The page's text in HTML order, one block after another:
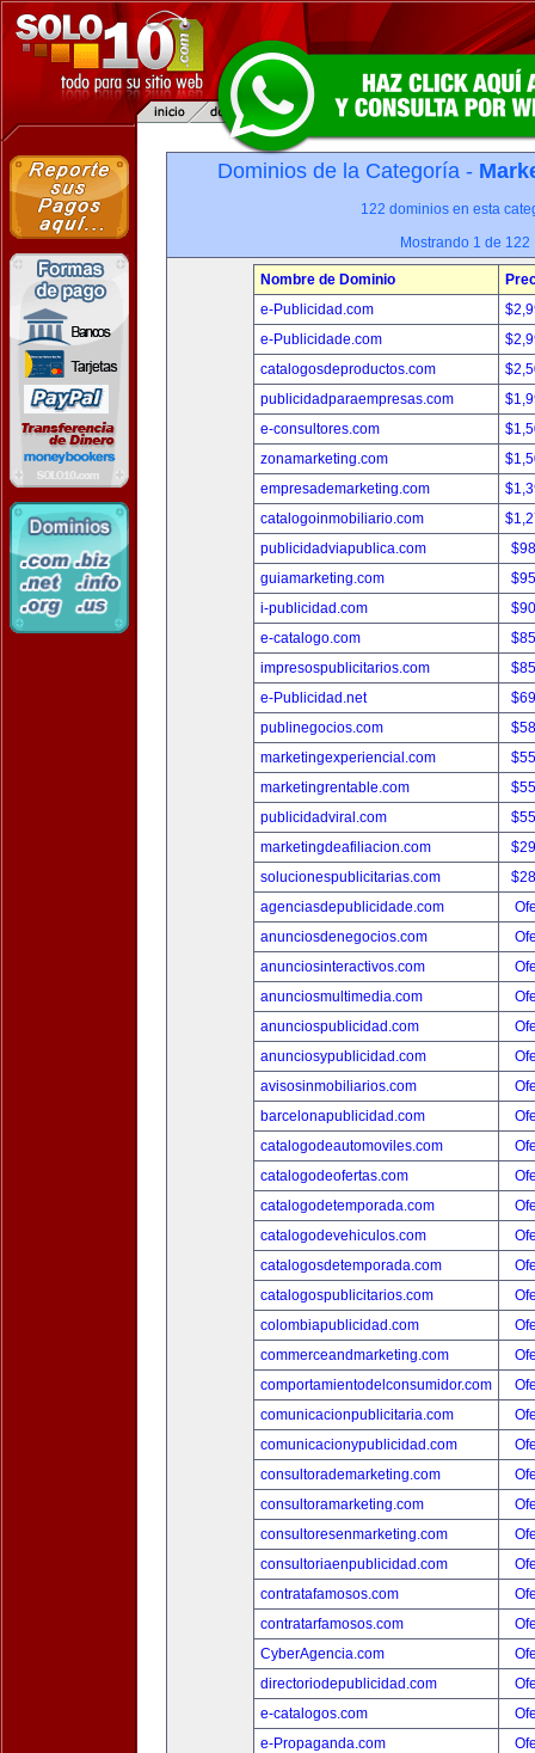
Dominios de la Categoría -
122 dominios en esta
Mostrando 1 de 122
Nombre de Dominio
e-Publicidad.com
e-Publicidade.com
catalogosdeproductos.com
publicidadparaempresas.com
e-consultores.com
zonamarketing.com
empresademarketing.com
catalogoinmobiliario.com
publicidadviapublica.com
guiamarketing.com
i-publicidad.com
e-catalogo.com
impresospublicitarios.com
e-Publicidad.net
publinegocios.com
marketingexperiencial.com
marketingrentable.com
publicidadviral.com
marketingdeafiliacion.com
solucionespublicitarias.com
agenciasdepublicidade.com
anunciosdenegocios.com
anunciosinteractivos.com
anunciosmultimedia.com
anunciospublicidad.com
anunciosypublicidad.com
avisosinmobiliarios.com
barcelonapublicidad.com
catalogodeautomoviles.com
catalogodeofertas.com
catalogodetemporada.com
catalogodevehiculos.com
catalogosdetemporada.com
catalogospublicitarios.com
colombiapublicidad.com
commerceandmarketing.com
comportamientodelconsumidor.com
comunicacionpublicitaria.com
comunicacionypublicidad.com
consultorademarketing.com
consultoramarketing.com
consultoresenmarketing.com
consultoriaenpublicidad.com
contratafamosos.com
contratarfamosos.com
CyberAgencia.com
directoriodepublicidad.com
e-catalogos.com
e-Propaganda.com